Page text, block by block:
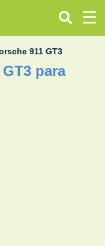
911 GT3
para